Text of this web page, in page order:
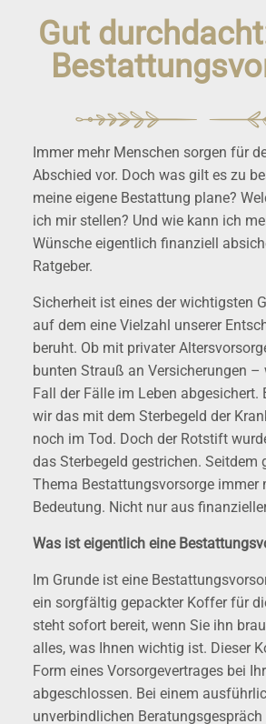
Gut
Immer mehr Menschen sorgen für
Abschied vor. Doch was gilt es zu
meine eigene Bestattung plane?
ich mir stellen? Und wie kann ich
Wünsche eigentlich finanziell
Ratgeber.
Sicherheit ist eines der wichtigsten
auf dem eine Vielzahl unserer
beruht. Ob mit privater
bunten Strauß an Versicherungen
Fall der Fälle im Leben abgesichert.
wir das mit dem Sterbegeld der
noch im Tod. Doch der Rotstift
das Sterbegeld gestrichen. Seitdem
Thema Bestattungsvorsorge immer
Bedeutung. Nicht nur aus
Was ist eigentlich eine
Im Grunde ist eine
ein sorgfältig gepackter Koffer für
steht sofort bereit, wenn Sie ihn
alles, was Ihnen wichtig ist. Dieser
Form eines Vorsorgevertrages bei
abgeschlossen. Bei einem
unverbindlichen Beratungsgespräch